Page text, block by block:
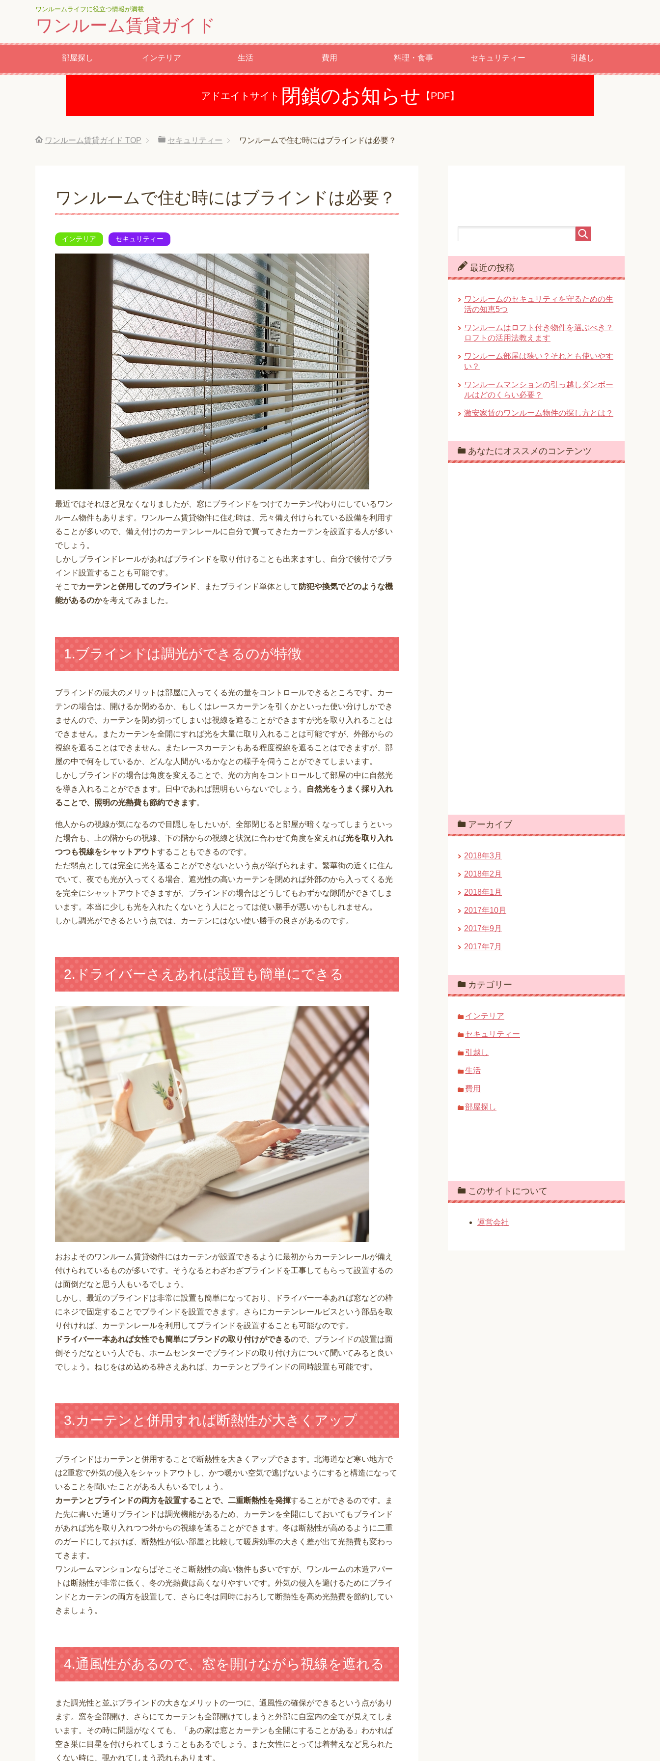
ワンルームライフに役立つ情報が満載
ワンルーム賃貸ガイド
部屋探し インテリア 生活 費用 料理・食事 セキュリティー 引越し
アドエイトサイト 閉鎖のお知らせ 【PDF】
ワンルーム賃貸ガイド TOP セキュリティー ワンルームで住む時にはブラインドは必要？
ワンルームで住む時にはブラインドは必要？
インテリア セキュリティー
最近ではそれほど見なくなりましたが、窓にブラインドをつけてカーテン代わりにしているワン
ルーム物件もあります。ワンルーム賃貸物件に住む時は、元々備え付けられている設備を利用す
ることが多いので、備え付けのカーテンレールに自分で買ってきたカーテンを設置する人が多い
でしょう。
しかしブラインドレールがあればブラインドを取り付けることも出来ますし、自分で後付でブラ
インド設置することも可能です。
そこでカーテンと併用してのブラインド 、またブラインド単体として 防犯や換気でどのような機
能があるのかを考えてみました。
1.ブラインドは調光ができるのが特徴
ブラインドの最大のメリットは部屋に入ってくる光の量をコントロールできるところです。カー
テンの場合は、開けるか閉めるか、もしくはレースカーテンを引くかといった使い分けしかでき
ませんので、カーテンを閉め切ってしまいは視線を遮ることができますが光を取り入れることは
できません。またカーテンを全開にすれば光を大量に取り入れることは可能ですが、外部からの
視線を遮ることはできません。またレースカーテンもある程度視線を遮ることはできますが、部
屋の中で何をしているか、どんな人間がいるかなとの様子を伺うことができてしまいます。
しかしブラインドの場合は角度を変えることで、光の方向をコントロールして部屋の中に自然光
を導き入れることができます。日中であれば照明もいらないでしょう。
自然光をうまく採り入れ
ることで、照明の光熱費も節約できます。
他人からの視線が気になるので目隠しをしたいが、全部閉じると部屋が暗くなってしまうといっ
た場合も、上の階からの視線、下の階からの視線と状況に合わせて角度を変えれば光を取り入れ
つつも視線をシャットアウトすることもできるのです。
ただ弱点としては完全に光を遮ることができないという点が挙げられます。繁華街の近くに住ん
でいて、夜でも光が入ってくる場合、遮光性の高いカーテンを閉めれば外部のから入ってくる光
を完全にシャットアウトできますが、ブラインドの場合はどうしてもわずかな隙間ができてしま
います。本当に少しも光を入れたくないとう人にとっては使い勝手が悪いかもしれません。
しかし調光ができるという点では、カーテンにはない使い勝手の良さがあるのです。
2.ドライバーさえあれば設置も簡単にできる
おおよそのワンルーム賃貸物件にはカーテンが設置できるように最初からカーテンレールが備え
付けられているものが多いです。そうなるとわざわざブラインドを工事してもらって設置するの
は面倒だなと思う人もいるでしょう。
しかし、最近のブラインドは非常に設置も簡単になっており、ドライバー一本あれば窓などの枠
にネジで固定することでブラインドを設置できます。さらにカーテンレールビスという部品を取
り付ければ、カーテンレールを利用してブラインドを設置することも可能なのです。
ドライバー一本あれば女性でも簡単にブランドの取り付けができるので、ブランイドの設置は面
倒そうだなという人でも、ホームセンターでブラインドの取り付け方について聞いてみると良い
でしょう。ねじをはめ込める枠さえあれば、カーテンとブラインドの同時設置も可能です。
3.カーテンと併用すれば断熱性が大きくアップ
ブラインドはカーテンと併用することで断熱性を大きくアップできます。北海道など寒い地方で
は2重窓で外気の侵入をシャットアウトし、かつ暖かい空気で逃げないようにすると構造になって
いることを聞いたことがある人もいるでしょう。
カーテンとブラインドの両方を設置することで、二重断熱性を発揮することができるのです。ま
た先に書いた通りブラインドは調光機能があるため、カーテンを全開にしておいてもブラインド
があれば光を取り入れつつ外からの視線を遮ることができます。冬は断熱性が高めるように二重
のガードにしておけば、断熱性が低い部屋と比較して暖房効率の大きく差が出て光熱費も変わっ
てきます。
ワンルームマンションならばそこそこ断熱性の高い物件も多いですが、ワンルームの木造アパー
トは断熱性が非常に低く、冬の光熱費は高くなりやすいです。外気の侵入を避けるためにブライ
ンドとカーテンの両方を設置して、さらに冬は同時におろして断熱性を高め光熱費を節約してい
きましょう。
4.通風性があるので、窓を開けながら視線を遮れる
また調光性と並ぶブラインドの大きなメリットの一つに、通風性の確保ができるという点があり
ます。窓を全部開け、さらにてカーテンも全部開けてしまうと外部に自室内の全てが見えてしま
います。その時に問題がなくても、「あの家は窓とカーテンも全開にすることがある」わかれば
空き巣に目星を付けられてしまうこともあるでしょう。また女性にとっては着替えなど見られた
くない時に、覗かれてしまう恐れもあります。
最近の投稿
ワンルームのセキュリティを守るための生
活の知恵5つ
ワンルームはロフト付き物件を選ぶべき？
ロフトの活用法教えます
ワンルーム部屋は狭い？それとも使いやす
い？
ワンルームマンションの引っ越しダンボー
ルはどのくらい必要？
激安家賃のワンルーム物件の探し方とは？
あなたにオススメのコンテンツ
アーカイブ
2018年3月
2018年2月
2018年1月
2017年10月
2017年9月
2017年7月
カテゴリー
インテリア
セキュリティー
引越し
生活
費用
部屋探し
このサイトについて
運営会社